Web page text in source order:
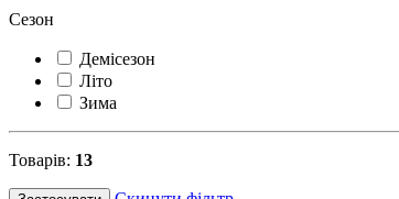
Сезон
Демісезон
Літо
Зима
Товарів: 13